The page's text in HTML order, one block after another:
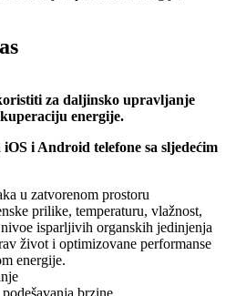
za daljinsko upravljanje
energije.
i Android telefone sa sljedećim
u zatvorenom prostoru
prilike, temperaturu, vlažnost,
isparljivih organskih jedinjenja
život i optimizovane performanse
energije.
brzine,